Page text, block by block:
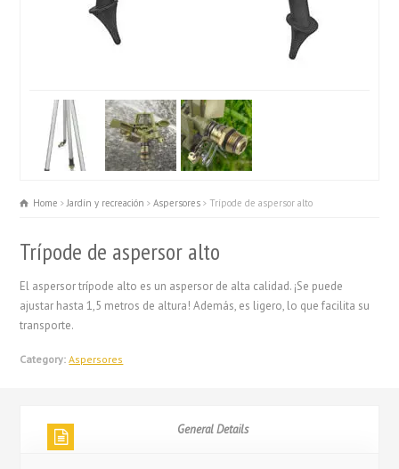
Home Jardín y recreación Aspersores Trípode de aspersor alto
Trípode de aspersor alto
El aspersor trípode alto es un aspersor de alta calidad. ¡Se puede
ajustar hasta 1,5 metros de altura! Además, es ligero, lo que facilita su
transporte.
Category: Aspersores
General Details